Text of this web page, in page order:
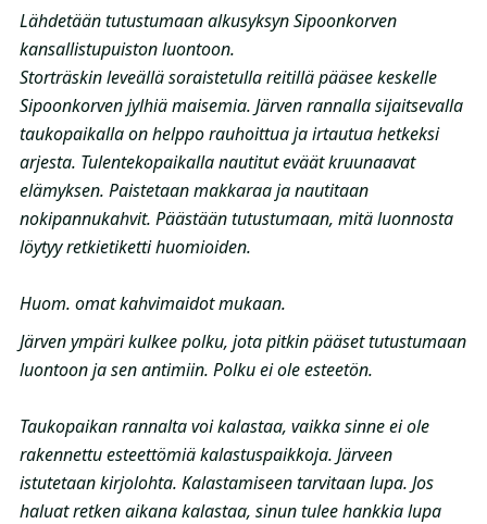
Lähdetään tutustumaan alkusyksyn Sipoonkorven
kansallistupuiston luontoon.
Storträskin leveällä soraistetulla reitillä pääsee keskelle
Sipoonkorven jylhiä maisemia. Järven rannalla sijaitsevalla
taukopaikalla on helppo rauhoittua ja irtautua hetkeksi
arjesta. Tulentekopaikalla nautitut eväät kruunaavat
elämyksen. Paistetaan makkaraa ja nautitaan
nokipannukahvit. Päästään tutustumaan, mitä luonnosta
löytyy retkietiketti huomioiden.
Huom. omat kahvimaidot mukaan.
Järven ympäri kulkee polku, jota pitkin pääset tutustumaan
luontoon ja sen antimiin. Polku ei ole esteetön.
Taukopaikan rannalta voi kalastaa, vaikka sinne ei ole
rakennettu esteettömiä kalastuspaikkoja. Järveen
istutetaan kirjolohta. Kalastamiseen tarvitaan lupa. Jos
haluat retken aikana kalastaa, sinun tulee hankkia lupa